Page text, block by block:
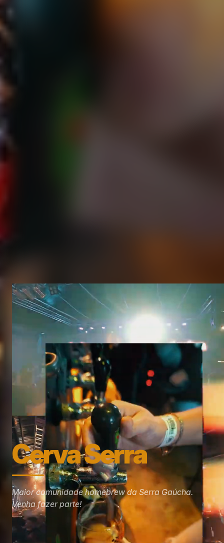
Cerva Serra
Maior comunidade homebrew da Serra Gaúcha.
Venha fazer parte!